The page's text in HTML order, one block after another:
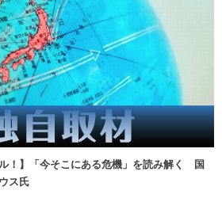
ル！】「今そこにある危機」を読み解く 国
ス氏